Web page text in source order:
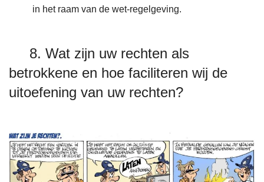
in het raam van de wet-regelgeving.
8. Wat zijn uw rechten als
betrokkene en hoe faciliteren wij de
uitoefening van uw rechten?